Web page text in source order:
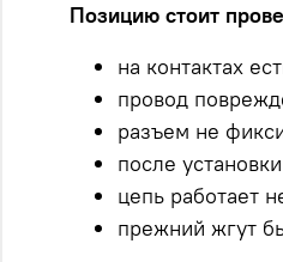
Позицию стоит
на контактах
провод
разъем не
после
цепь работает
прежний жгут